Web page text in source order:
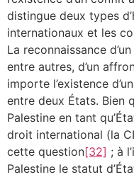
distingue deux types
internationaux et les
La reconnaissance
entre autres, d’un
importe l’existence
entre deux États. Bien
Palestine en tant
droit international (la
cette question[32] ; à
Palestine le statut